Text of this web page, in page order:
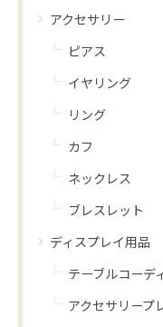
アクセサリー
ピアス
イヤリング
リング
カフ
ネックレス
ブレスレット
ディスプレイ用品
テーブルコーデ
アクセサリープ